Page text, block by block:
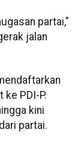
partai,"
jalan
ke PDI-P.
kini
partai.